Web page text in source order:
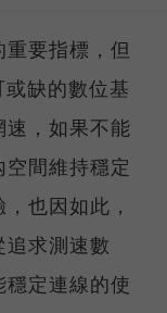
要指標，但
缺的數位基
，如果不能
間維持穩定
也因如此，
求測速數
定連線的使